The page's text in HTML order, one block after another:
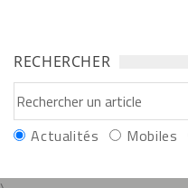
RECHERCHER
Actualités Mobiles